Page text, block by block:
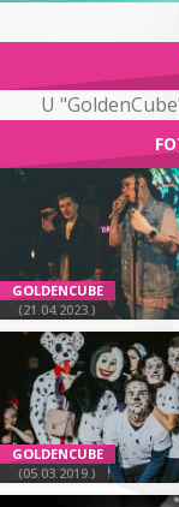
U
GOLDENCUBE
(21.04.2023.)
GOLDENCUBE
(05.03.2019.)